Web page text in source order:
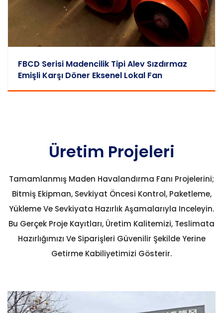
FBCD Serisi Madencilik Tipi Alev Sızdırmaz
Emişli Karşı Döner Eksenel Lokal Fan
Üretim Projeleri
Tamamlanmış Maden Havalandırma Fanı Projelerini;
Bitmiş Ekipman, Sevkiyat Öncesi Kontrol, Paketleme,
Yükleme Ve Sevkiyata Hazırlık Aşamalarıyla Inceleyin.
Bu Gerçek Proje Kayıtları, Üretim Kalitemizi, Teslimata
Hazırlığımızı Ve Siparişleri Güvenilir Şekilde Yerine
Getirme Kabiliyetimizi Gösterir.